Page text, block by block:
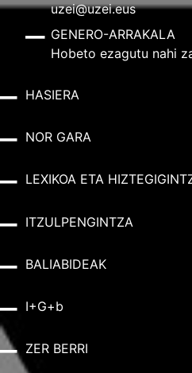
uzei@uzei.eus
GENERO-ARRAKALA
Hobeto ezagutu nahi
HASIERA
NOR GARA
LEXIKOA ETA
ITZULPENGINTZA
BALIABIDEAK
I+G+b
ZER BERRI